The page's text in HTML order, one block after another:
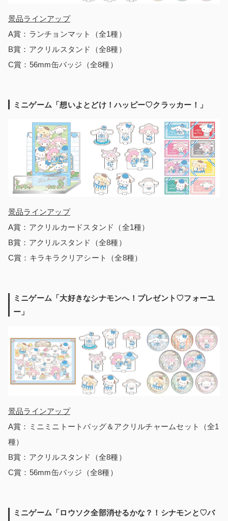
景品ラインアップ
A賞：ランチョンマット（全1種）
B賞：アクリルスタンド（全8種）
C賞：56mm缶バッジ（全8種）
ミニゲーム「想いよとどけ！ハッピー♡クラッカー！」
景品ラインアップ
A賞：アクリルカードスタンド（全1種）
B賞：アクリルスタンド（全8種）
C賞：キラキラクリアシート（全8種）
ミニゲーム「大好きなシナモンへ！プレゼント♡フォーユ
ー」
景品ラインアップ
A賞：ミニミニトートバッグ＆アクリルチャームセット（全1
種）
B賞：アクリルスタンド（全8種）
C賞：56mm缶バッジ（全8種）
ミニゲーム「ロウソク全部消せるかな？！シナモンと♡バ